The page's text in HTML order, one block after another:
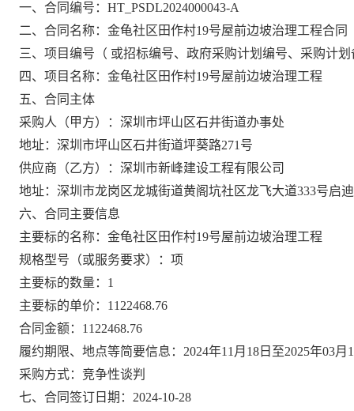
一、合同编号：HT_PSDL2024000043-A
二、合同名称：金龟社区田作村19号屋前边坡治理工程合同
三、项目编号（ 或招标编号、政府采购计划编号、采购计
四、项目名称：金龟社区田作村19号屋前边坡治理工程
五、合同主体
采购人（甲方）：深圳市坪山区石井街道办事处
地址：深圳市坪山区石井街道坪葵路271号
供应商（乙方）：深圳市新峰建设工程有限公司
地址：深圳市龙岗区龙城街道黄阁坑社区龙飞大道333号启
六、合同主要信息
主要标的名称：金龟社区田作村19号屋前边坡治理工程
规格型号（或服务要求）：项
主要标的数量：1
主要标的单价：1122468.76
合同金额：1122468.76
履约期限、地点等简要信息：2024年11月18日至2025年03
采购方式：竞争性谈判
七、合同签订日期：2024-10-28